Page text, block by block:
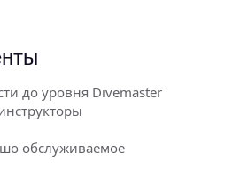
до уровня Divemaster
обслуживаемое